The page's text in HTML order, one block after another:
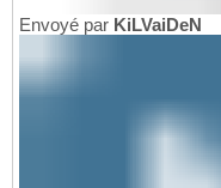
Envoyé par KiLVaiDeN